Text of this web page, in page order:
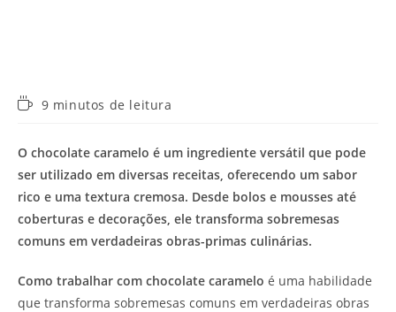
Tempo9 minutos de leitura
O chocolate caramelo é um ingrediente versátil que pode
ser utilizado em diversas receitas, oferecendo um sabor
rico e uma textura cremosa. Desde bolos e mousses até
coberturas e decorações, ele transforma sobremesas
comuns em verdadeiras obras-primas culinárias.
Como trabalhar com chocolate caramelo é uma habilidade
que transforma sobremesas comuns em verdadeiras obras